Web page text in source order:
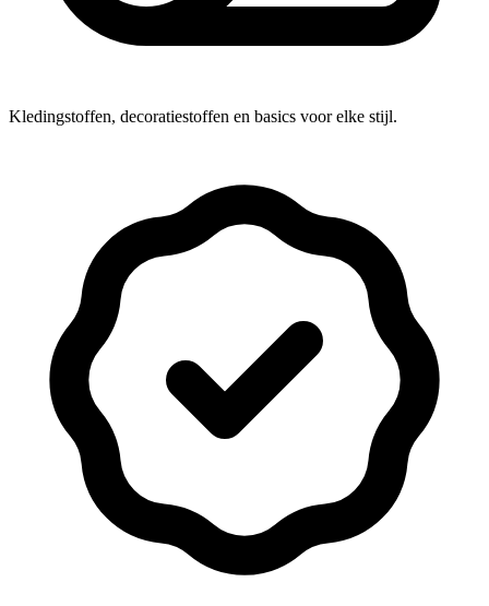
Kledingstoffen, decoratiestoffen en basics voor elke stijl.